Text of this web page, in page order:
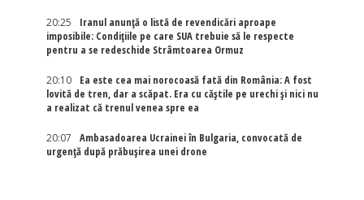
20:25
Iranul anunță o listă de revendicări aproape
imposibile: Condițiile pe care SUA trebuie să le respecte
pentru a se redeschide Strâmtoarea Ormuz
20:10
Ea este cea mai norocoasă fată din România: A fost
lovită de tren, dar a scăpat. Era cu căștile pe urechi și nici nu
a realizat că trenul venea spre ea
20:07
Ambasadoarea Ucrainei în Bulgaria, convocată de
urgență după prăbușirea unei drone